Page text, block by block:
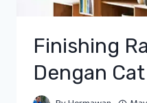
Finishing
Dengan